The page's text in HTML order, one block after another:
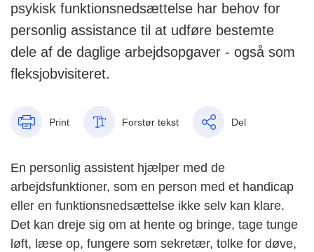
psykisk funktionsnedsættelse har behov for
personlig assistance til at udføre bestemte
dele af de daglige arbejdsopgaver - også som
fleksjobvisiteret.
Print Forstør tekst Del
En personlig assistent hjælper med de
arbejdsfunktioner, som en person med et handicap
eller en funktionsnedsættelse ikke selv kan klare.
Det kan dreje sig om at hente og bringe, tage tunge
løft, læse op, fungere som sekretær, tolke for døve,